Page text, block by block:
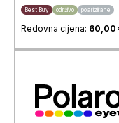
Best Buy održivo polarizirane
Redovna cijena: 60,00